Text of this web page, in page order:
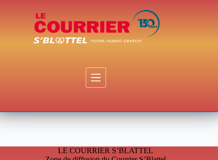
LE COURRIER S’BLATTEL